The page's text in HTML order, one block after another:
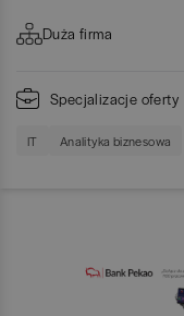
Duża firma
Specjalizacje oferty
IT Analityka biznesowa